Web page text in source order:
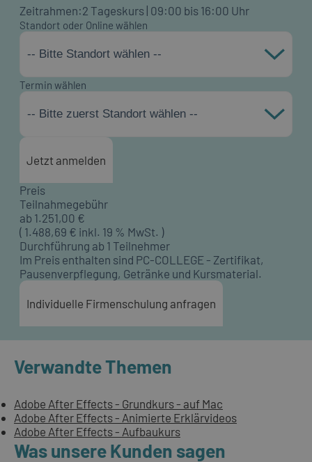
Zeitrahmen:2 Tageskurs | 09:00 bis 16:00 Uhr
Standort oder Online wählen
-- Bitte Standort wählen --
Termin wählen
-- Bitte zuerst Standort wählen --
Jetzt anmelden
Preis
Teilnahmegebühr
ab 1.251,00 €
( 1.488,69 € inkl. 19 % MwSt. )
Durchführung ab 1 Teilnehmer
Im Preis enthalten sind PC-COLLEGE - Zertifikat,
Pausenverpflegung, Getränke und Kursmaterial.
Individuelle Firmenschulung anfragen
Verwandte Themen
Adobe After Effects - Grundkurs - auf Mac
Adobe After Effects - Animierte Erklärvideos
Adobe After Effects - Aufbaukurs
Was unsere Kunden sagen